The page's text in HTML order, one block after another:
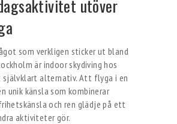
utöver
som verkligen sticker ut bland
är indoor skydiving hos
alternativ. Att flyga i en
unik känsla som kombinerar
och ren glädje på ett
aktiviteter gör.